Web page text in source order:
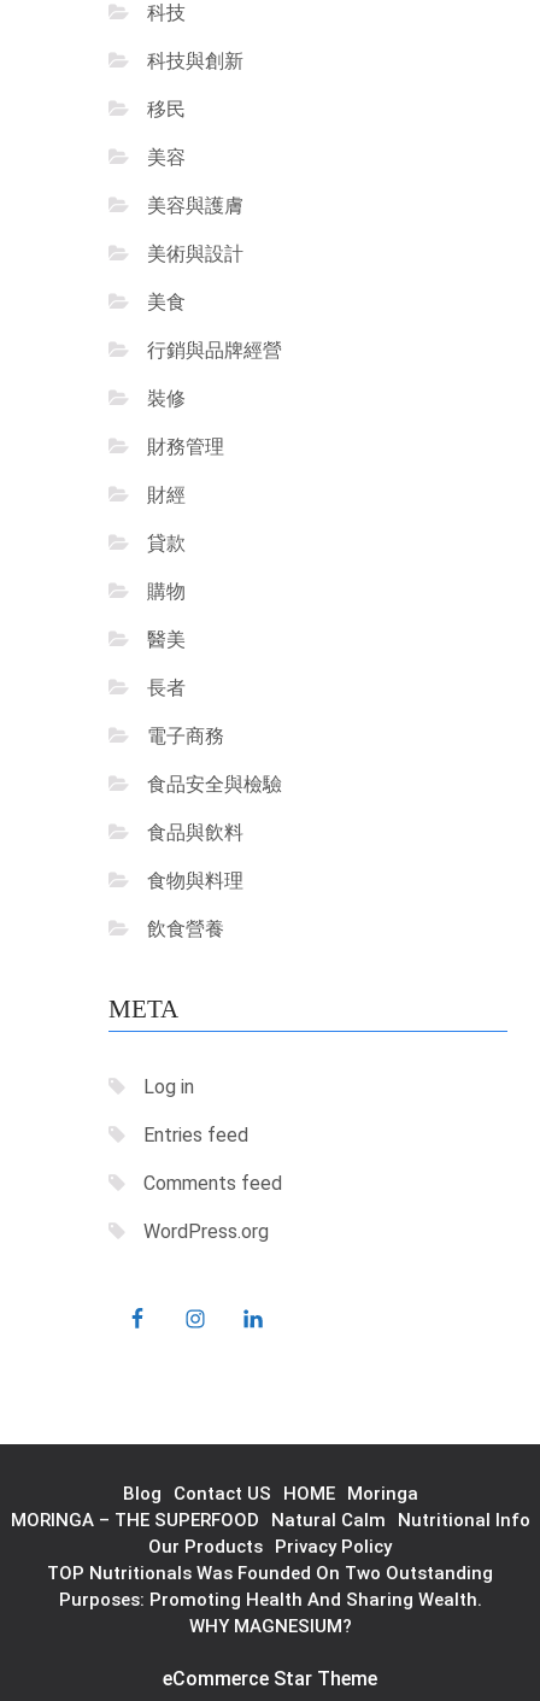
科技
科技與創新
移民
美容
美容與護膚
美術與設計
美食
行銷與品牌經營
裝修
財務管理
財經
貸款
購物
醫美
長者
電子商務
食品安全與檢驗
食品與飲料
食物與料理
飲食營養
META
Log in
Entries feed
Comments feed
WordPress.org
Blog Contact US HOME
Moringa
MORINGA – THE SUPERFOOD
Natural Calm
Nutritional Info
Our Products
Privacy Policy
TOP Nutritionals Was Founded On Two Outstanding
Purposes: Promoting Health And Sharing Wealth.
WHY MAGNESIUM?
eCommerce Star Theme